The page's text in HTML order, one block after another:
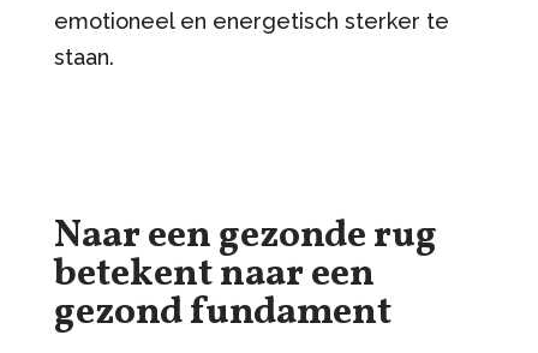
emotioneel en energetisch sterker te
staan.
Naar een gezonde rug
betekent naar een
gezond fundament